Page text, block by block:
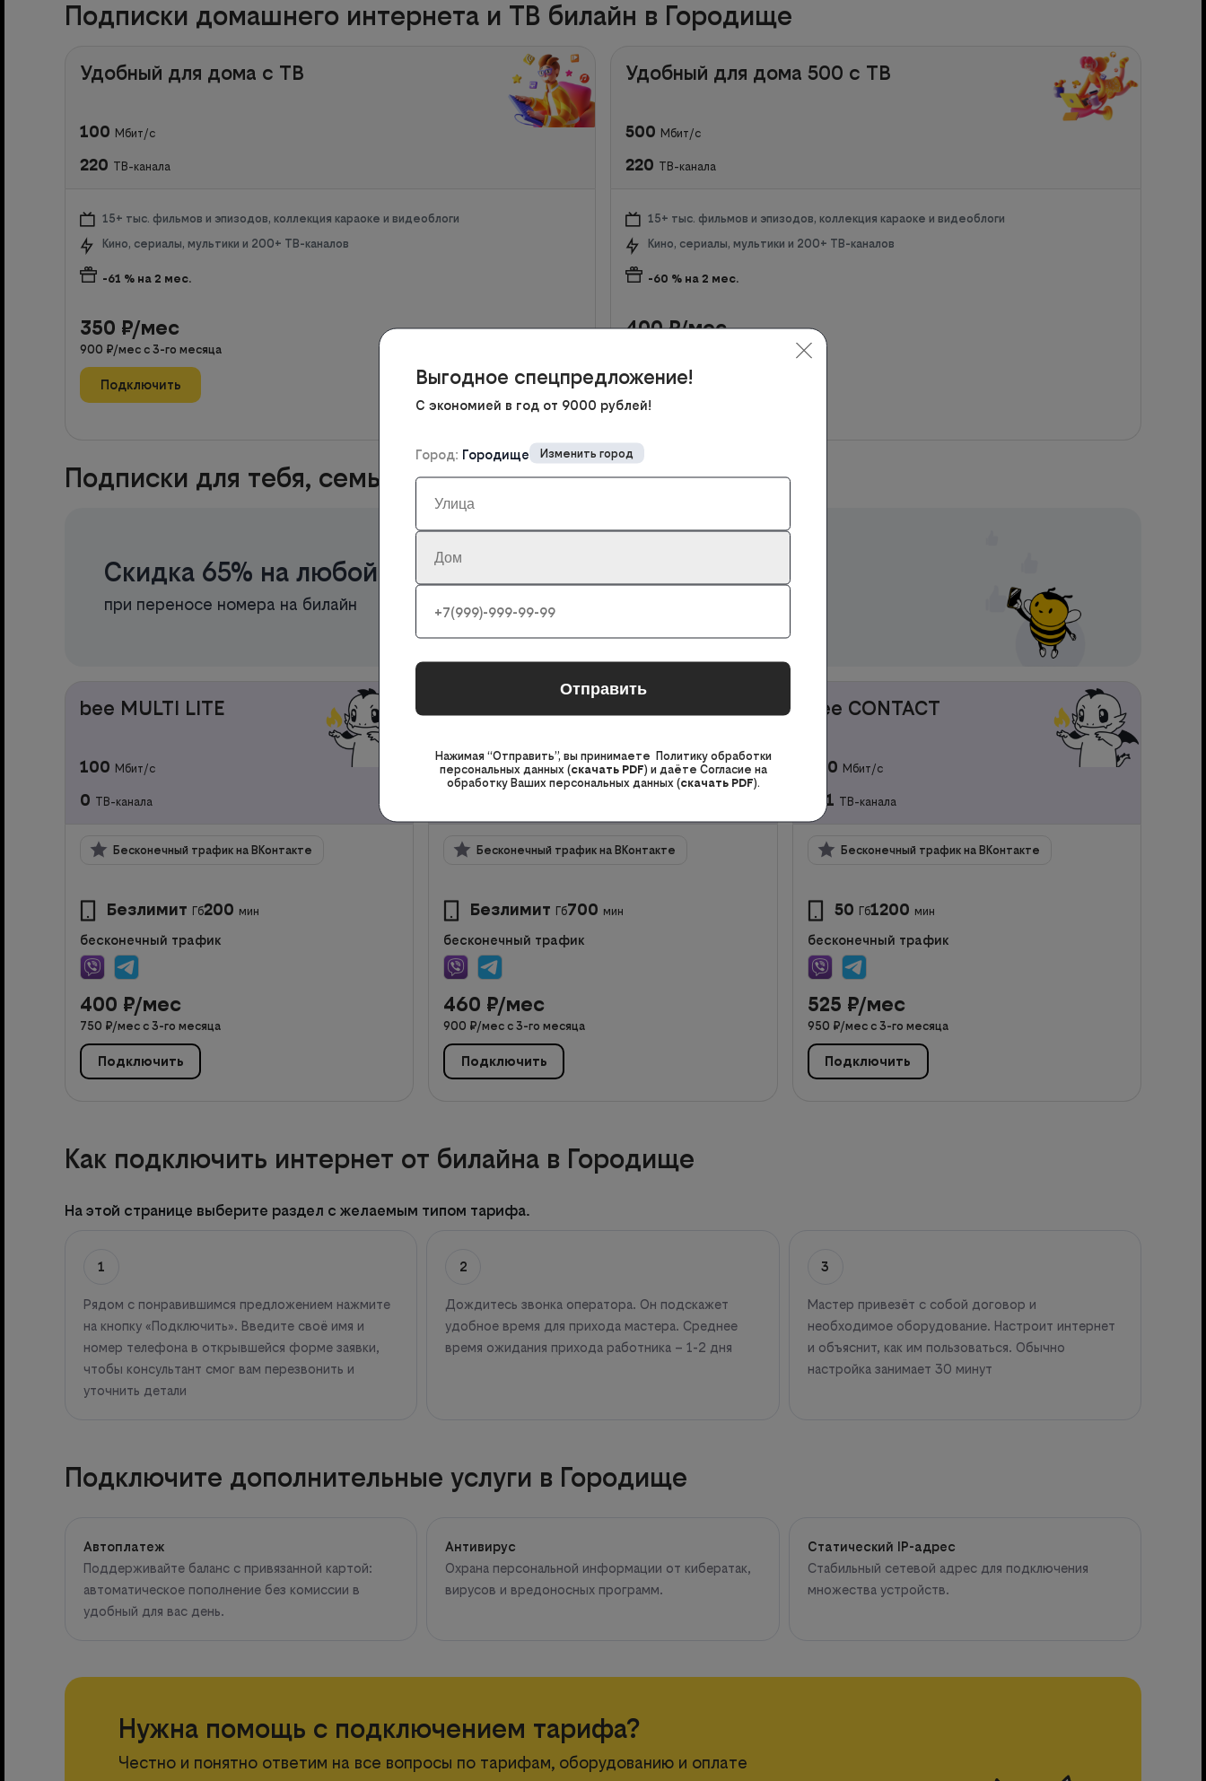
Подписки домашнего интернета и ТВ билайн в Городище
Удобный для дома с ТВ
100 Мбит/с
220 ТВ-канала
15+ тыс. фильмов и эпизодов, коллекция караоке и видеоблоги
Кино, сериалы, мультики и 200+ ТВ-каналов
-61 % на 2 мес.
350 ₽/мес
900 ₽/мес с 3-го месяца
Подключить
Удобный для дома 500 с ТВ
500 Мбит/с
220 ТВ-канала
15+ тыс. фильмов и эпизодов, коллекция караоке и видеоблоги
Кино, сериалы, мультики и 200+ ТВ-каналов
-60 % на 2 мес.
400₽/мес
Подключить
Подписки для тебя, семьи и дома билайн в Городище
Скидка 65% на любой тариф на 12 месяцев
при переносе номера на билайн
bee MULTI LITE
100 Мбит/с
0 ТВ-канала
Бесконечный трафик на ВКонтакте
Безлимит Гб200 мин
бесконечный трафик
400 ₽/мес
750 ₽/мес с 3-го месяца
Подключить
100 Мбит/с
Бесконечный трафик на ВКонтакте
Безлимит Гб700 мин
бесконечный трафик
460 ₽/мес
900 ₽/мес с3-го месяца
Подключить
bee CONTACT
100 Мбит/с
221 ТВ-канала
Бесконечный трафик на ВКонтакте
50 Гб1200 мин
бесконечный трафик
525 ₽/мес
950 ₽/мес с 3-го месяца
Подключить
Как подключить интернет от билайна в Городище
На этой странице выберите раздел с желаемым типом тарифа.
1
Рядом с понравившимся предложением нажмите
на кнопку «Подключить». Введите своё имя и
номер телефона в открывшейся форме заявки,
чтобы консультант смог вам перезвонить и
уточнить детали
2
Дождитесь звонка оператора. Он подскажет
удобное время для прихода мастера. Среднее
время ожидания прихода работника – 1-2 дня
3
Мастер привезёт с собой договор и
необходимое оборудование. Настроит интернет
и объяснит, как им пользоваться. Обычно
настройка занимает 30 минут
Подключите дополнительные услуги в Городище
Автоплатеж
Поддерживайте баланс с привязанной картой:
автоматическое пополнение без комиссии в
удобный для вас день.
Антивирус
Охрана персональной информации от кибератак,
вирусов и вредоносных программ.
Статический IP-адрес
Стабильный сетевой адрес для подключения
множества устройств.
Нужна помощь с подключением тарифа?
Честно и понятно ответим на все вопросы по тарифам, оборудованию и оплате
Выгодное спецпредложение!
С экономией в год от 9000 рублей!
Город: Городище Изменить город
Нажимая “Отправить”, вы принимаете Политику обработки
персональных данных (скачать PDF) и даёте Согласие на
обработку Ваших персональных данных (скачать PDF).